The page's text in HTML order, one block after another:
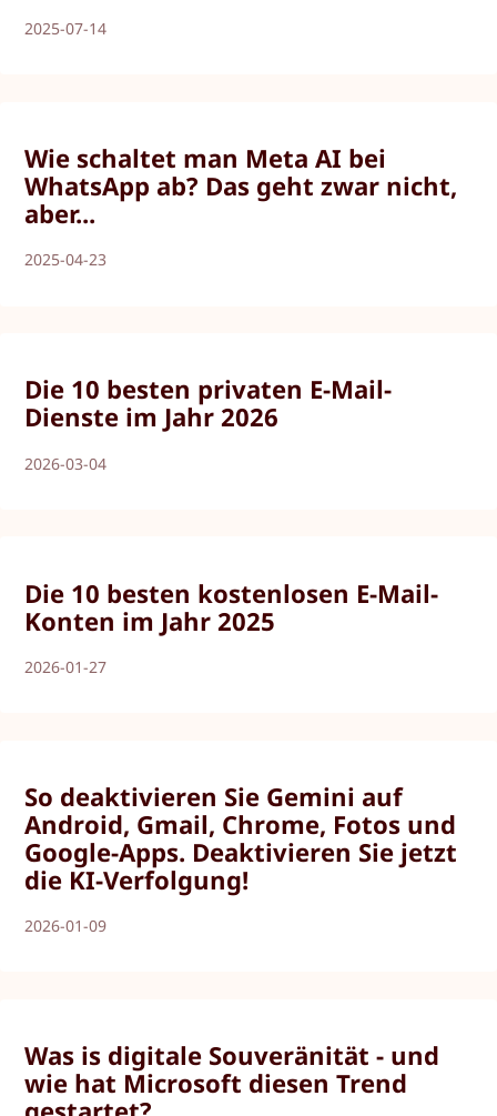
2025-07-14
Wie schaltet man Meta AI bei
WhatsApp ab? Das geht zwar nicht,
aber...
2025-04-23
Die 10 besten privaten E-Mail-
Dienste im Jahr 2026
2026-03-04
Die 10 besten kostenlosen E-Mail-
Konten im Jahr 2025
2026-01-27
So deaktivieren Sie Gemini auf
Android, Gmail, Chrome, Fotos und
Google-Apps. Deaktivieren Sie jetzt
die KI-Verfolgung!
2026-01-09
Was is digitale Souveränität - und
wie hat Microsoft diesen Trend